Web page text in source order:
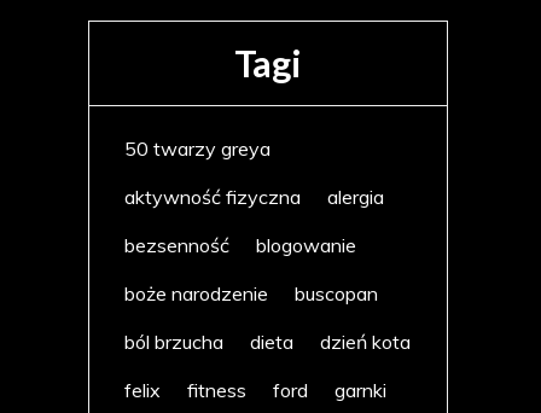
Tagi
50 twarzy greya
aktywność fizyczna
alergia
bezsenność
blogowanie
boże narodzenie
buscopan
ból brzucha
dieta
dzień kota
felix
fitness ford garnki